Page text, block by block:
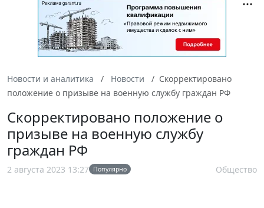
Новости и аналитика Новости
Скорректировано
положение о призыве на военную службу граждан РФ
Скорректировано положение о
призыве на военную службу
граждан РФ
2 августа 2023 13:27 Популярно Общество